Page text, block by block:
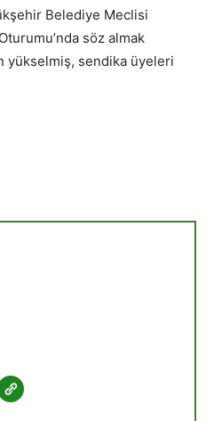
Belediye Meclisi
söz almak
yükselmiş, sendika üyeleri